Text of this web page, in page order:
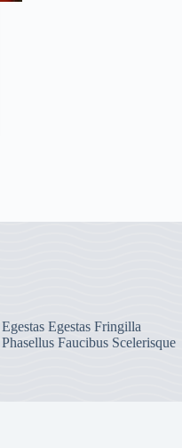
Egestas Egestas Fringilla
Phasellus Faucibus Scelerisque